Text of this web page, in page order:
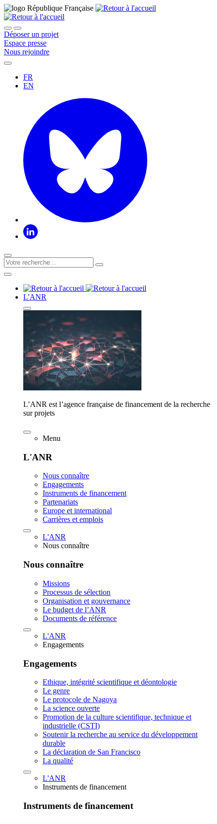
Déposer un projet
Espace presse
Nous rejoindre
FR
EN
L'ANR
L’ANR est l’agence française de financement de la recherche
sur projets
Menu
L'ANR
Nous connaître
Engagements
Instruments de financement
Partenariats
Europe et international
Carrières et emplois
L'ANR
Nous connaître
Nous connaître
Missions
Processus de sélection
Organisation et gouvernance
Le budget de l’ANR
Documents de référence
L'ANR
Engagements
Engagements
Ethique, intégrité scientifique et déontologie
Le genre
Le protocole de Nagoya
La science ouverte
Promotion de la culture scientifique, technique et
industrielle (CSTI)
Soutenir la recherche au service du développement
durable
La déclaration de San Francisco
La qualité
L'ANR
Instruments de financement
Instruments de financement